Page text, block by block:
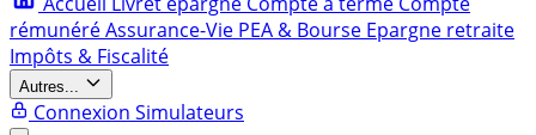
rémunéréAssurance-Vie PEA & Bourse Epargne retraite
Impôts & Fiscalité
Autres...
Connexion Simulateurs